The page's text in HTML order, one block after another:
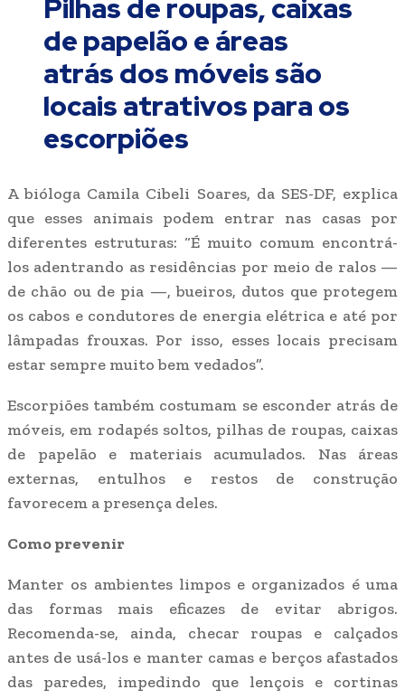
Pilhas de roupas, caixas
de papelão e áreas
atrás dos móveis são
locais atrativos para os
escorpiões
A bióloga Camila Cibeli Soares, da SES-DF, explica
que esses animais podem entrar nas casas por
diferentes estruturas: “É muito comum encontrá-
los adentrando as residências por meio de ralos —
de chão ou de pia —, bueiros, dutos que protegem
os cabos e condutores de energia elétrica e até por
lâmpadas frouxas. Por isso, esses locais precisam
estar sempre muito bem vedados”.
Escorpiões também costumam se esconder atrás de
móveis, em rodapés soltos, pilhas de roupas, caixas
de papelão e materiais acumulados. Nas áreas
externas, entulhos e restos de construção
favorecem a presença deles.
Como prevenir
Manter os ambientes limpos e organizados é uma
das formas mais eficazes de evitar abrigos.
Recomenda-se, ainda, checar roupas e calçados
antes de usá-los e manter camas e berços afastados
das paredes, impedindo que lençois e cortinas